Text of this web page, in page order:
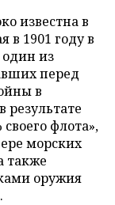
известна в
в 1901 году в
из
перед
в
флота»,
морских
также
оружия